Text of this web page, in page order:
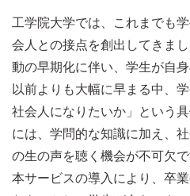
工学院大学では、これまでも
会人との接点を創出してきま
動の早期化に伴い、学生が自
以前よりも大幅に早まる中、
社会人になりたいか」という
には、学問的な知識に加え、
の生の声を聴く機会が不可欠で
本サービスの導入により、卒